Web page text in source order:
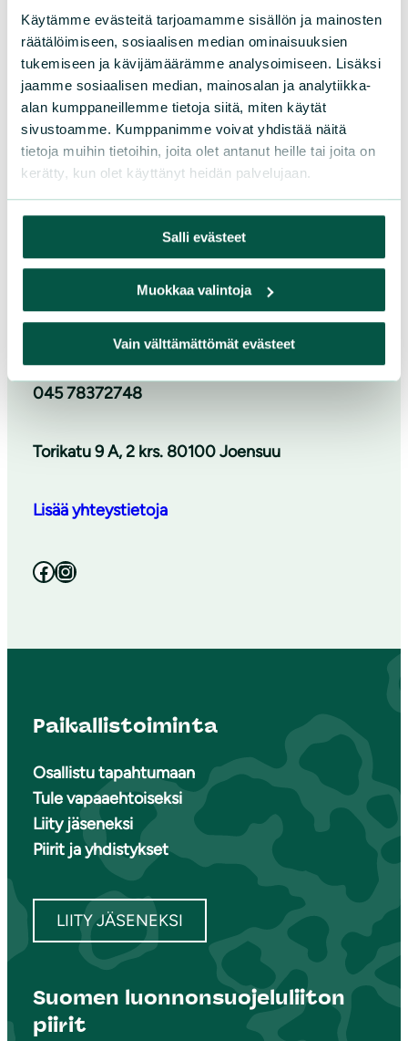
Käytämme evästeitä tarjoamamme sisällön ja mainosten
räätälöimiseen, sosiaalisen median ominaisuuksien
tukemiseen ja kävijämäärämme analysoimiseen. Lisäksi
jaamme sosiaalisen median, mainosalan ja analytiikka-
alan kumppaneillemme tietoja siitä, miten käytät
sivustoamme. Kumppanimme voivat yhdistää näitä
tietoja muihin tietoihin, joita olet antanut heille tai joita on
kerätty, kun olet käyttänyt heidän palvelujaan.
Salli evästeet
Muokkaa valintoja
Vain välttämättömät evästeet
Paikallisyhdistykset
Päivitetty 3.1.2025
Suomen luonnonsuojeluliiton Pohjois-
Karjalan piiri
pohjois-karjala@sll.fi
045 78372748
Torikatu 9 A, 2 krs. 80100 Joensuu
Lisää yhteystietoja
Facebook Instagram
Paikallistoiminta
Osallistu tapahtumaan
Tule vapaaehtoiseksi
Liity jäseneksi
Piirit ja yhdistykset
LIITY JÄSENEKSI
Suomen luonnonsuojeluliiton
piirit